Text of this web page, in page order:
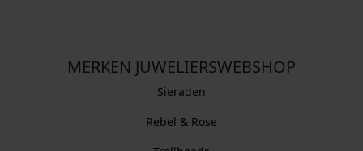
MERKEN JUWELIERSWEBSHOP
Sieraden
Rebel & Rose